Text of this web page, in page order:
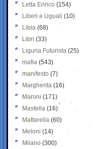
Letta Enrico (154)
Liberi e Uguali (10)
Libia (68)
Libri (33)
Liguria Futurista (25)
mafia (543)
manifesto (7)
Margherita (16)
Maroni (171)
Mastella (16)
Mattarella (60)
Meloni (14)
Milano (300)